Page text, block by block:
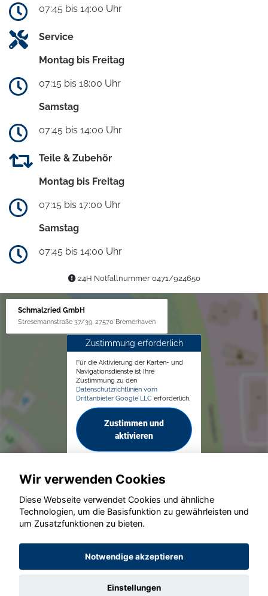
07:45 bis 14:00 Uhr
Service
Montag bis Freitag
07:15 bis 18:00 Uhr
Samstag
07:45 bis 14:00 Uhr
Teile & Zubehör
Montag bis Freitag
07:15 bis 17:00 Uhr
Samstag
07:45 bis 14:00 Uhr
24H Notfallnummer 0471/924650
Schmalzried GmbH
Stresemannstraße 37/39, 27570 Bremerhaven
Zustimmung erforderlich
Für die Aktivierung der Karten- und
Navigationsdienste ist Ihre
Zustimmung zu den
Datenschutzrichtlinien vom
Drittanbieter Google LLC erforderlich.
Zustimmen und
aktivieren
© konjunkturmotor.de GmbH 2020 - 2026
Wir verwenden Cookies
Diese Webseite verwendet Cookies und ähnliche
Technologien, um die Basisfunktion zu gewährleisten und
um Zusatzfunktionen zu bieten.
Notwendige akzeptieren
Einstellungen